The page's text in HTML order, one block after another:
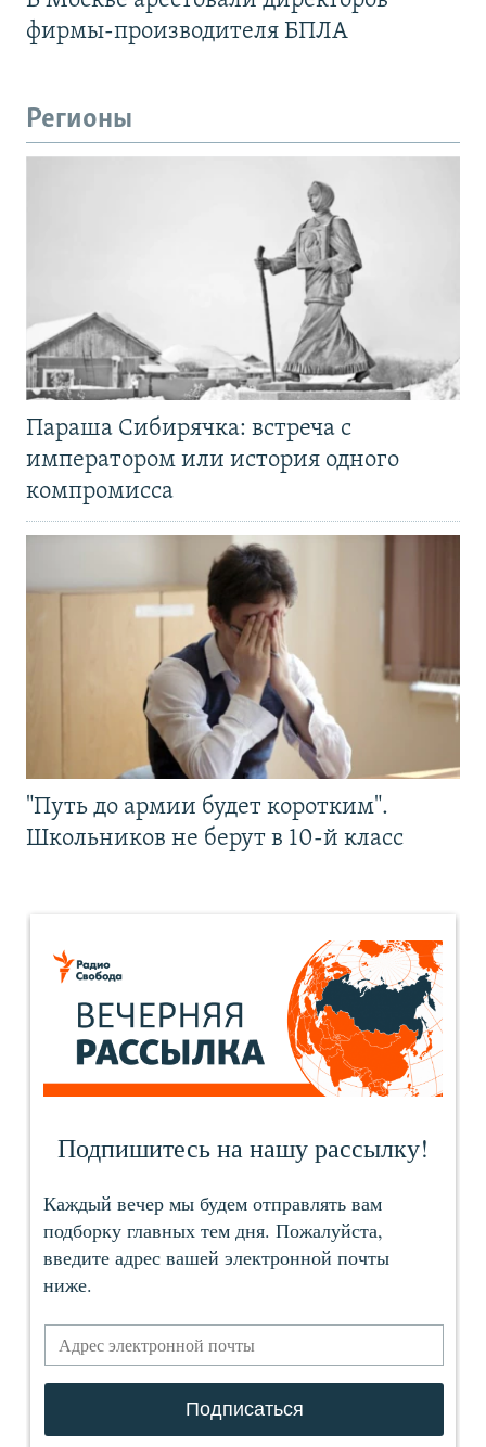
фирмы-производителя БПЛА
Регионы
Параша Сибирячка: встреча с
императором или история одного
компромисса
"Путь до армии будет коротким".
Школьников не берут в 10-й класс